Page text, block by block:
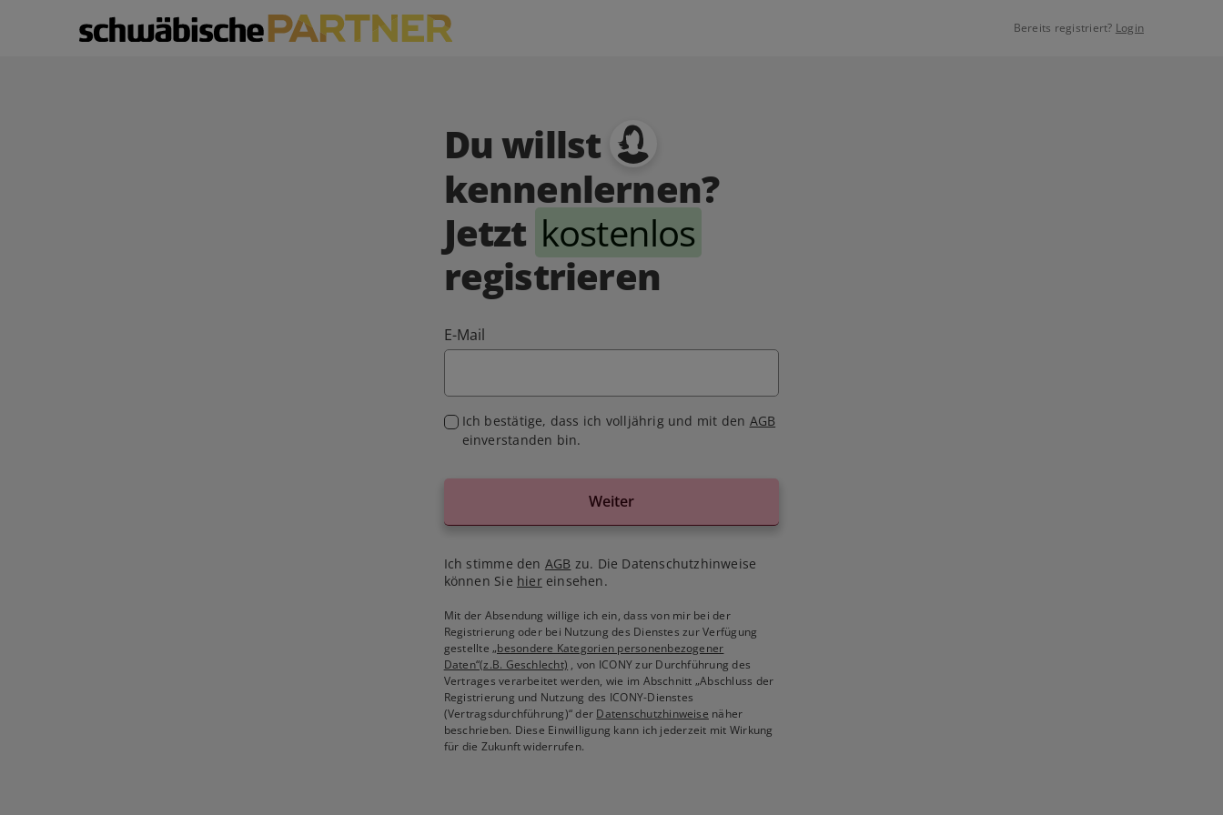
Bereits registriert? Login
Du willst
kennenlernen?
Jetzt kostenlos
registrieren
E-Mail
Ich bestätige, dass ich volljährig und mit den AGB
einverstanden bin.
Weiter
Ich stimme den AGB zu. Die Datenschutzhinweise
können Sie hiereinsehen.
Mit der Absendung willige ich ein, dass von mir bei der
Registrierung oder bei Nutzung des Dienstes zur Verfügung
gestellte„besondere Kategorien personenbezogener
Daten“(z.B. Geschlecht) , von ICONY zur Durchführung des
Vertrages verarbeitet werden, wie im Abschnitt „Abschluss der
Registrierung und Nutzung des ICONY-Dienstes
(Vertragsdurchführung)“ der Datenschutzhinweise näher
beschrieben. Diese Einwilligung kann ich jederzeit mit Wirkung
für die Zukunft widerrufen.